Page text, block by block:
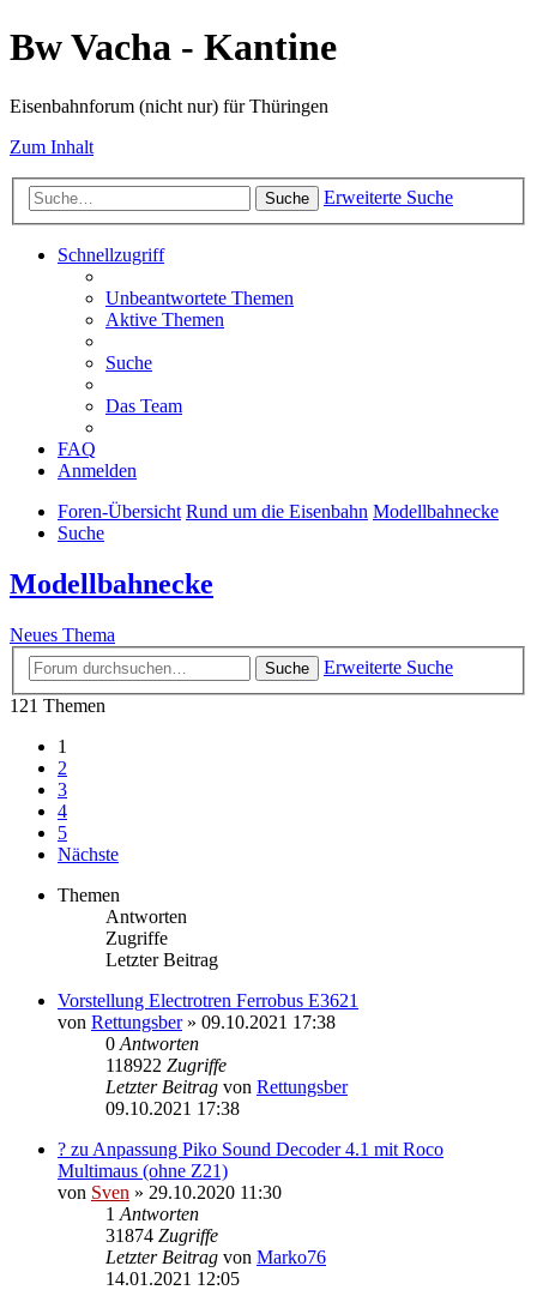
Bw Vacha - Kantine
Eisenbahnforum (nicht nur) für Thüringen
Zum Inhalt
Suche Erweiterte Suche
Schnellzugriff
Unbeantwortete Themen
Aktive Themen
Suche
Das Team
FAQ
Anmelden
Foren-Übersicht Rund um die Eisenbahn Modellbahnecke
Suche
Modellbahnecke
Neues Thema
Suche
Erweiterte Suche
121 Themen
1
2
3
4
5
Nächste
Themen
Antworten
Zugriffe
Letzter Beitrag
Vorstellung Electrotren Ferrobus E3621
von Rettungsber» 09.10.2021 17:38
0 Antworten
118922 Zugriffe
Letzter Beitrag von Rettungsber
09.10.2021 17:38
? zu Anpassung Piko Sound Decoder 4.1 mit Roco
Multimaus (ohne Z21)
von Sven » 29.10.2020 11:30
1 Antworten
31874 Zugriffe
Letzter Beitrag von Marko76
14.01.2021 12:05